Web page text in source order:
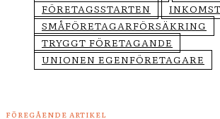
FÖRETAGSSTARTEN
SMÅFÖRETAGARFÖRSÄKRING
TRYGGT FÖRETAGANDE
UNIONEN EGENFÖRETAGARE
FÖREGÅENDE ARTIKEL